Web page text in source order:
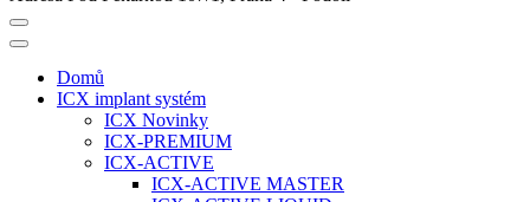
Domů
ICX implant systém
ICX Novinky
ICX-PREMIUM
ICX-ACTIVE
ICX-ACTIVE MASTER